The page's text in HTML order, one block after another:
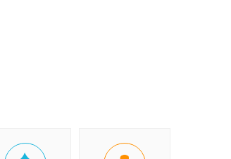
会员可见